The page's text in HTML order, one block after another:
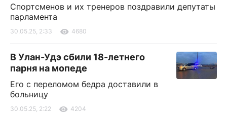
Спортсменов и их тренеров поздравили депутаты
парламента
30.05.25, 2:33 4680
В Улан-Удэ сбили 18-летнего
парня на мопеде
Его с переломом бедра доставили в
больницу
30.05.25, 2:22 4204